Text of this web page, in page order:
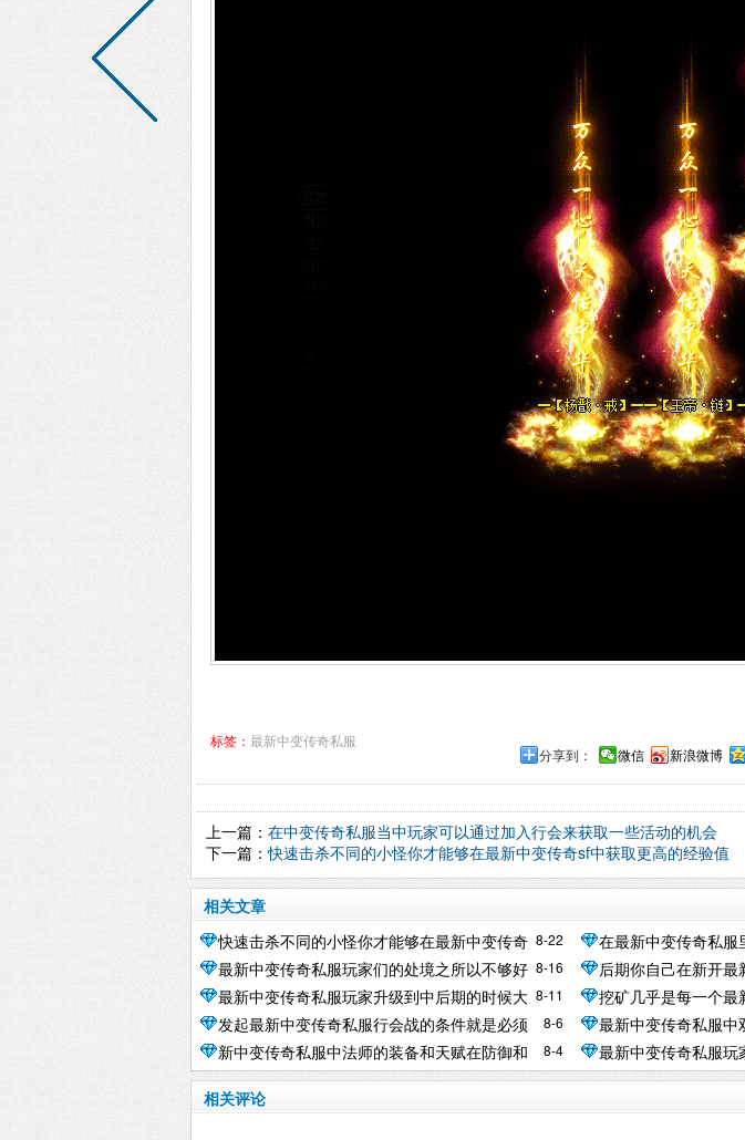
标签： 最新中变传奇私服
分享到： 微信 新浪微博
上一篇： 在中变传奇私服当中玩家可以通过加入行会来获取一些活动的机会
下一篇：快速击杀不同的小怪你才能够在最新中变传奇sf中获取更高的经验值
相关文章
8-22
快速击杀不同的小怪你才能够在最新中变传奇
私服中获取更高的经验值
在最新中变传奇私服
到各式各样的奖励
8-16
最新中变传奇私服玩家们的处境之所以不够好
是因为玩家们的操作和发展方式出现了问题
后期你自己在新开
魔教主也不是什么困
8-11
最新中变传奇私服玩家升级到中后期的时候大
家都非常希望能够倒卖装备来赚钱
挖矿几乎是每一个最
做的事情
8-6
发起最新中变传奇私服行会战的条件就是必须
是行会的会长去进行申请
最新中变传奇私服中
都是不怎么样的
8-4
新中变传奇私服中法师的装备和天赋在防御和
血量方面都不是很高
最新中变传奇私服玩
戏当中拥有着更好的
相关评论